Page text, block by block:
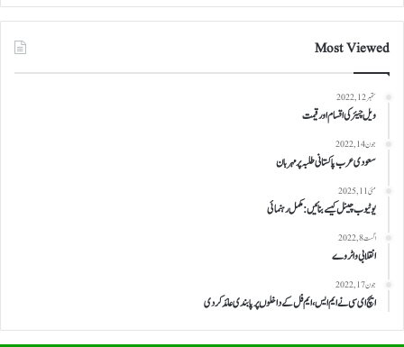
Most Viewed
ستمبر 12, 2022
ویل چیئر کی اقسام اور قیمت
جون 14, 2022
سعودی عرب پاکستانی طلبہ پر مہربان
مئی 11, 2025
یوٹیوب چینل کیسے بنائیں: مکمل رہنمائی
اگست 8, 2022
انقلابی واٹر وے
جون 17, 2022
ایچ ای سی نے ایم ایس، ایم فل کے داخلوں پر پابندی عائد کر دی